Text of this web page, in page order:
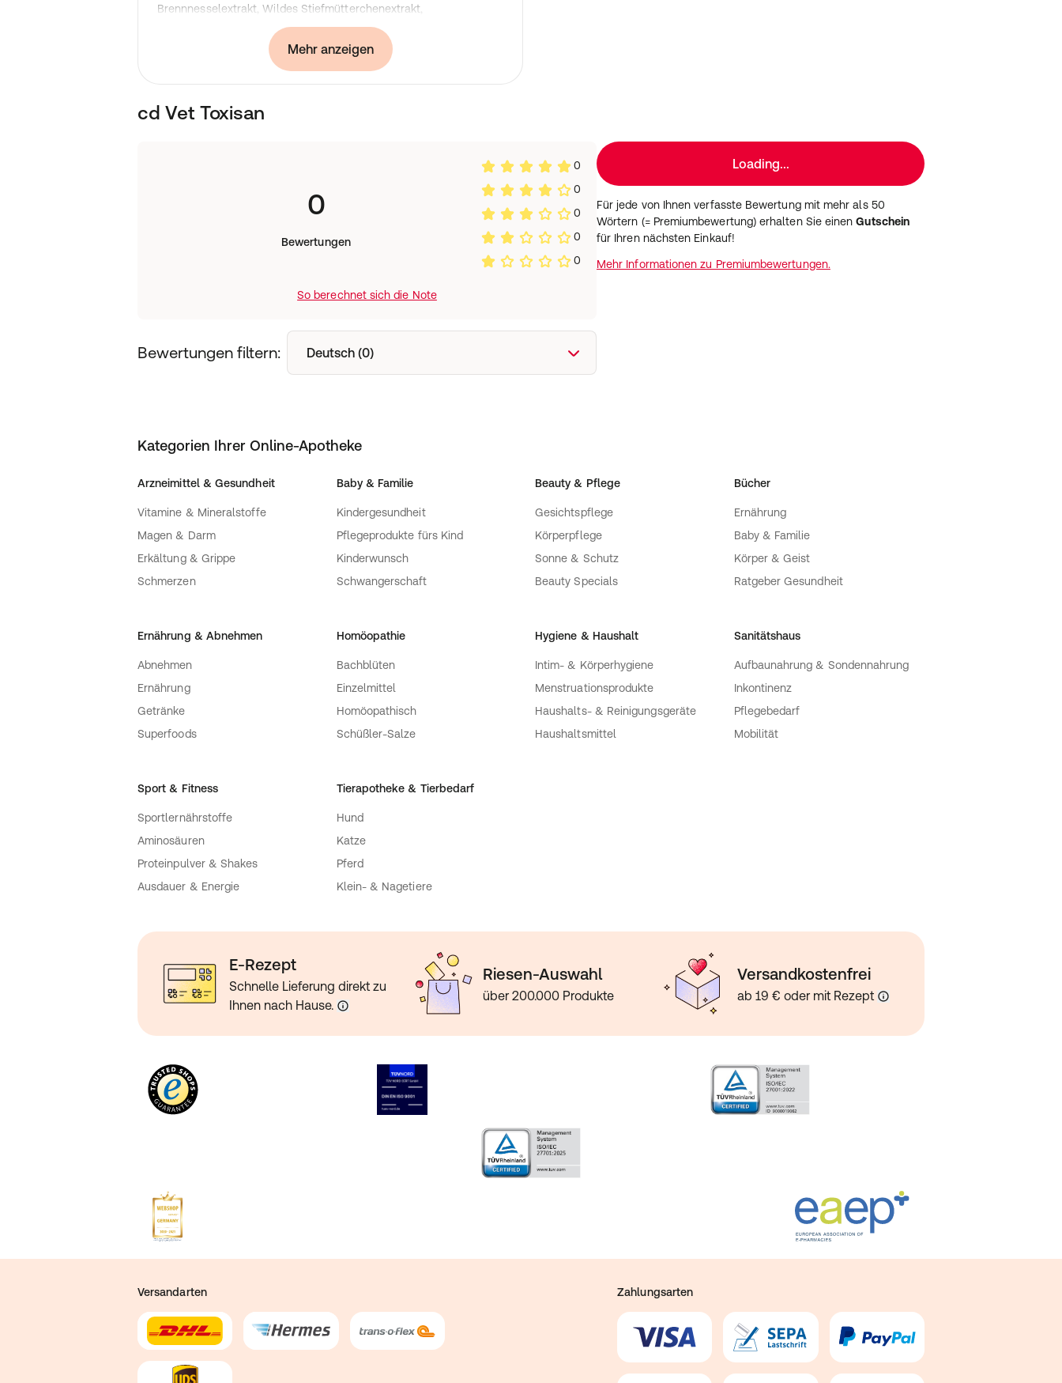
Brennnesselextrakt, Wildes Stiefmütterchenextrakt,
Ringelblumenextrakt, Arnikaextrakt
Analytische Bestandteile und Gehalte:
Rohprotein < 0,3%, Rohfaser < 0,5%, Rohasche < 0,4%, Rohfett <
Mariendisteltinktur 23,5g, Birkentinktur 11,9g, Goldrutentinktur 23,5g
Mehr anzeigen
cd Vet Toxisan
0
Bewertungen
0
0
0
0
0
So berechnet sich die Note
Bewertungen filtern: Deutsch (0)
Loading...
Für jede von Ihnen verfasste Bewertung mit mehr als 50
Wörtern (= Premiumbewertung) erhalten Sie einenGutschein
für Ihren nächsten Einkauf!
Mehr Informationen zu Premiumbewertungen.
Kategorien Ihrer Online-Apotheke
Arzneimittel & Gesundheit
Vitamine & Mineralstoffe
Magen & Darm
Erkältung & Grippe
Schmerzen
Baby & Familie
Kindergesundheit
Pflegeprodukte fürs Kind
Kinderwunsch
Schwangerschaft
Beauty & Pflege
Gesichtspflege
Körperpflege
Sonne & Schutz
Beauty Specials
Bücher
Ernährung
Baby & Familie
Körper & Geist
Ratgeber Gesundheit
Ernährung & Abnehmen
Abnehmen
Ernährung
Getränke
Superfoods
Homöopathie
Bachblüten
Einzelmittel
Homöopathisch
Schüßler-Salze
Hygiene & Haushalt
Intim- & Körperhygiene
Menstruationsprodukte
Haushalts- & Reinigungsgeräte
Haushaltsmittel
Sanitätshaus
Aufbaunahrung & Sondennahrung
Inkontinenz
Pflegebedarf
Mobilität
Sport & Fitness
Sportlernährstoffe
Aminosäuren
Proteinpulver & Shakes
Ausdauer & Energie
Tierapotheke & Tierbedarf
Hund
Katze
Pferd
Klein- & Nagetiere
E-Rezept
Schnelle Lieferung direkt zu
Ihnen nach Hause.
Riesen-Auswahl
über 200.000 Produkte
Versandkostenfrei
ab 19 € oder mit Rezept
Versandarten Zahlungsarten